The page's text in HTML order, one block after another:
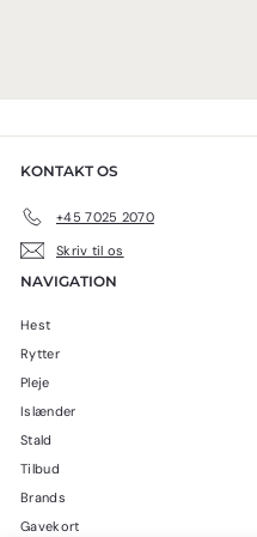
KONTAKT OS
+45 7025 2070
Skriv til os
NAVIGATION
Hest
Rytter
Pleje
Islænder
Stald
Tilbud
Brands
Gavekort